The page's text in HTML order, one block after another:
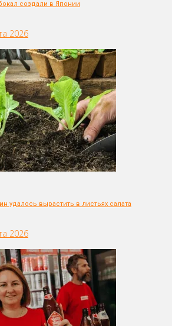
создали в Японии
2026
удалось вырастить в листьях салата
2026